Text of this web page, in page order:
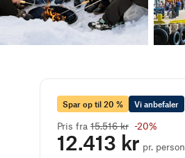
Spar op til 20 % Vi anbefaler
Pris fra 15.516 kr -20%
12.413 kr pr. person